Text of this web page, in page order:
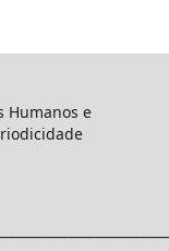
Humanos e